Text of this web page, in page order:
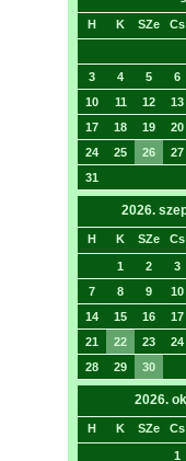
H K SZe Cs
3
4 5 6
10
11 12 13
17
18 19 20
24
25 26 27
31
2026.
H K SZe Cs
1 2 3
7
8 9 10
14
15 16 17
21
22 23 24
28
29 30
2026.
H K SZe Cs
1